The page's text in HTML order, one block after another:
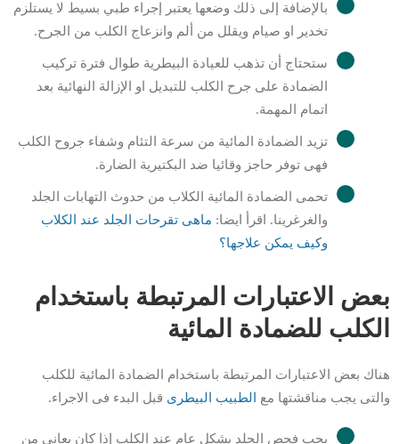
بالإضافة إلى ذلك وضعها يعتبر إجراء طبي بسيط لا يستلزم
تخدير او صيام ويقلل من ألم وانزعاج الكلب من الجرح.
ستحتاج أن تذهب للعيادة البيطرية طوال فترة تركيب
الضمادة على جرح الكلب للتبديل او الإزالة النهائية بعد
اتمام المهمة.
تزيد الضمادة المائية من سرعة التئام وشفاء جروح الكلب
فهى توفر حاجز وقائيا ضد البكتيرية الضارة.
تحمى الضمادة المائية الكلاب من حدوث التهابات الجلد
والغرغرينا. اقرأ ايضا: ماهى تقرحات الجلد عند الكلاب
وكيف يمكن علاجها؟
بعض الاعتبارات المرتبطة باستخدام
الكلب للضمادة المائية
هناك بعض الاعتبارات المرتبطة باستخدام الضمادة المائية للكلب
والتى يجب مناقشتها مع
الطبيب البيطرى قبل البدء فى الاجراء.
يجب فحص الجلد بشكل عام عند الكلب إذا كان يعانى من